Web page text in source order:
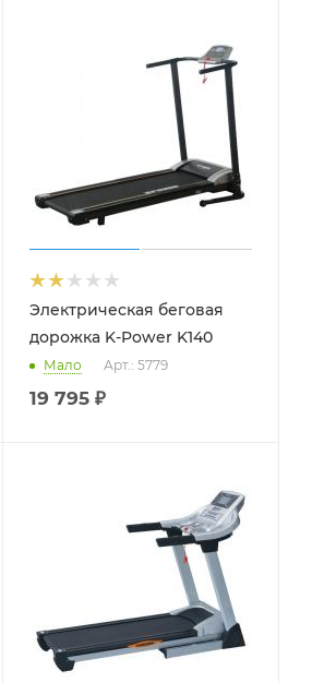
Электрическая беговая
дорожка K-Power K140
Мало Арт.: 5779
19 795 ₽